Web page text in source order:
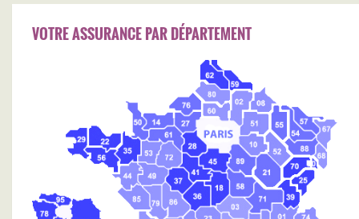
VOTRE ASSURANCE PAR DÉPARTEMENT